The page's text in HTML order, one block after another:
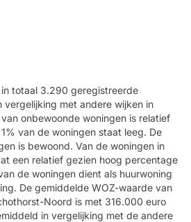
totaal 3.290 geregistreerde
vergelijking met andere wijken in
onbewoonde woningen is relatief
van de woningen staat leeg. De
is bewoond. Van de woningen in
een relatief gezien hoog percentage
de woningen dient als huurwoning
De gemiddelde WOZ-waarde van
Noord is met 316.000 euro
in vergelijking met de andere